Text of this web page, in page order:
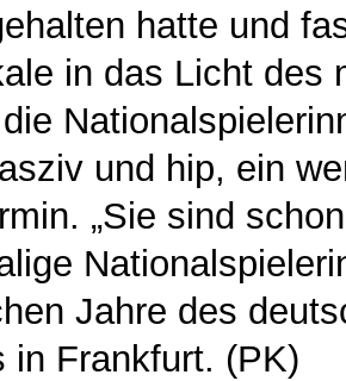
hatte und
in das Licht des
und hip, ein
„Sie sind
Jahre des
in Frankfurt. (PK)